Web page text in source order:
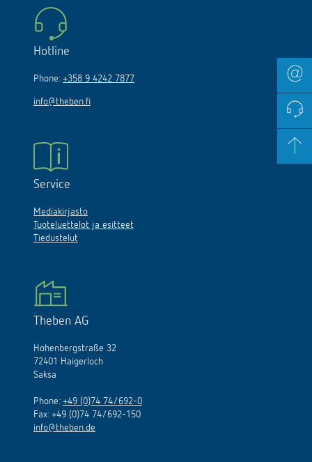
Hotline
Phone: +358 9 4242 7877
info@theben.fi
Service
Mediakirjasto
Tuoteluettelot ja esitteet
Tiedustelut
Theben AG
Hohenbergstraße 32
72401 Haigerloch
Saksa
Phone: +49 (0)74 74/692-0
Fax: +49 (0)74 74/692-150
info@theben.de